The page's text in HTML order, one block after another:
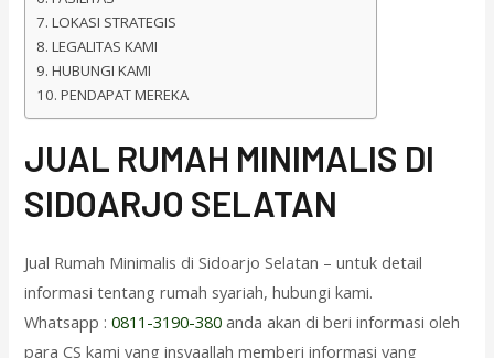
LOKASI STRATEGIS
LEGALITAS KAMI
HUBUNGI KAMI
PENDAPAT MEREKA
JUAL RUMAH MINIMALIS DI
SIDOARJO SELATAN
Jual Rumah Minimalis di Sidoarjo Selatan – untuk detail
informasi tentang rumah syariah, hubungi kami.
Whatsapp :0811-3190-380 anda akan di beri informasi oleh
para CS kami yang insyaallah memberi informasi yang